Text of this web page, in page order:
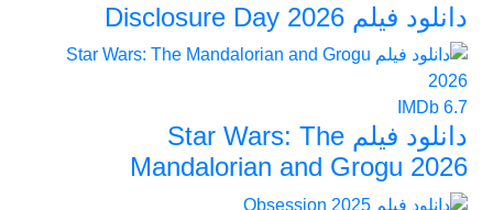
دانلود فیلم Disclosure Day 2026
IMDb 6.7
دانلود فیلم Star Wars: The
Mandalorian and Grogu 2026